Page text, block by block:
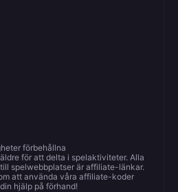
förbehållna
för att delta i spelaktiviteter. Alla
spelwebbplatser är affiliate-länkar.
att använda våra affiliate-koder
hjälp på förhand!